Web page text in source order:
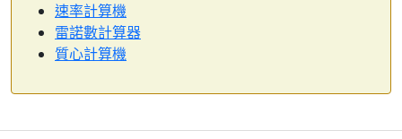
速率計算機
雷諾數計算器
質心計算機